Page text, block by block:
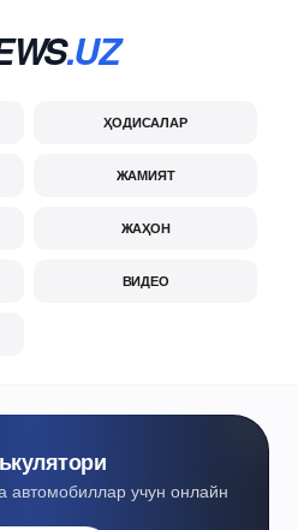
.UZ
ҲОДИСАЛАР
ЖАМИЯТ
ЖАҲОН
ВИДЕО
автомобиллар учун онлайн